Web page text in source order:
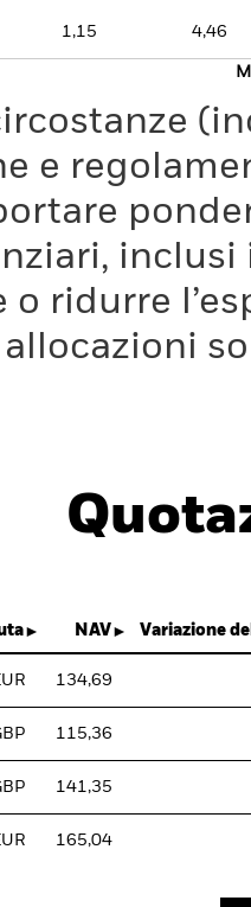
1,15 4,46
e
inclusi
o ridurre
NAV Variazione
134,69
115,36
141,35
165,04